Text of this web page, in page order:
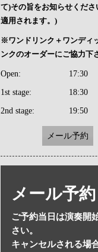
て)その旨をお知らせくだ
適用されます。)
※ワンドリンク＋ワンディ
ンクのオーダーにご協力下
Open: 17:30
1st stage: 18:30
2nd stage: 19:50
メール予約
メール予約
ご予約当日は演奏開
さい。
キャンセルされる場